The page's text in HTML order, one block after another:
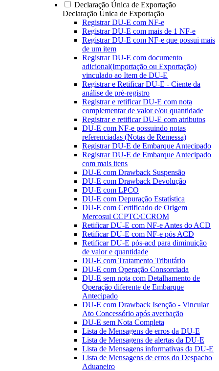
Declaração Única de Exportação
Declaração Única de Exportação
Registrar DU-E com NF-e
Registrar DU-E com mais de 1 NF-e
Registrar DU-E com NF-e que possui mais
de um item
Registrar DU-E com documento
adicional(Importação ou Exportação)
vinculado ao Item de DU-E
Registrar e Retificar DU-E - Ciente da
análise de pré-registro
Registrar e retificar DU-E com nota
complementar de valor e/ou quantidade
Registrar e retificar DU-E com atributos
DU-E com NF-e possuindo notas
referenciadas (Notas de Remessa)
Registrar DU-E de Embarque Antecipado
Registrar DU-E de Embarque Antecipado
com mais itens
DU-E com Drawback Suspensão
DU-E com Drawback Devolução
DU-E com LPCO
DU-E com Depuração Estatística
DU-E com Certificado de Origem
Mercosul CCPTC/CCROM
Retificar DU-E com NF-e Antes do ACD
Retificar DU-E com NF-e pós ACD
Retificar DU-E pós-acd para diminuição
de valor e quantidade
DU-E com Tratamento Tributário
DU-E com Operação Consorciada
DU-E sem nota com Detalhamento de
Operação diferente de Embarque
Antecipado
DU-E com Drawback Isenção - Vincular
Ato Concessório após averbação
DU-E sem Nota Completa
Lista de Mensagens de erros da DU-E
Lista de Mensagens de alertas da DU-E
Lista de Mensagens informativas da DU-E
Lista de Mensagens de erros do Despacho
Aduaneiro